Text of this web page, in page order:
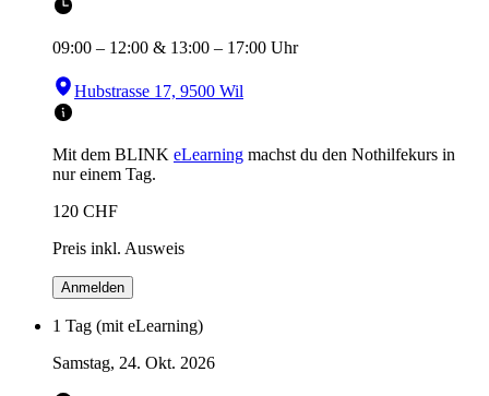
09:00 – 12:00 & 13:00 – 17:00 Uhr
Hubstrasse 17, 9500 Wil
Mit dem BLINK eLearning machst du den Nothilfekurs in
nur einem Tag.
120 CHF
Preis inkl. Ausweis
Anmelden
1 Tag (mit eLearning)
Samstag, 24. Okt. 2026